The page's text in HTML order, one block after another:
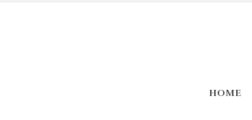
HOME